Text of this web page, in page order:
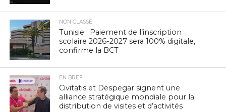
NON CLASSÉ
Tunisie : Paiement de l’inscription
scolaire 2026-2027 sera 100% digitale,
confirme la BCT
EN BREF
Civitatis et Despegar signent une
alliance stratégique mondiale pour la
distribution de visites et d’activités